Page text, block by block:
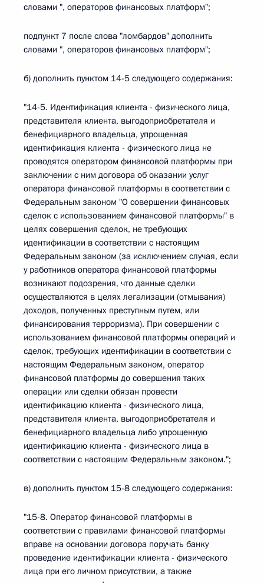
словами ", операторов финансовых платформ";
подпункт 7 после слова "ломбардов" дополнить
словами ", операторов финансовых платформ";
б) дополнить пунктом 14-5 следующего содержания:
"14-5. Идентификация клиента - физического лица,
представителя клиента, выгодоприобретателя и
бенефициарного владельца, упрощенная
идентификация клиента - физического лица не
проводятся оператором финансовой платформы при
заключении с ним договора об оказании услуг
оператора финансовой платформы в соответствии с
Федеральным законом "О совершении финансовых
сделок с использованием финансовой платформы" в
целях совершения сделок, не требующих
идентификации в соответствии с настоящим
Федеральным законом (за исключением случая, если
у работников оператора финансовой платформы
возникают подозрения, что данные сделки
осуществляются в целях легализации (отмывания)
доходов, полученных преступным путем, или
финансирования терроризма). При совершении с
использованием финансовой платформы операций и
сделок, требующих идентификации в соответствии с
настоящим Федеральным законом, оператор
финансовой платформы до совершения таких
операции или сделки обязан провести
идентификацию клиента - физического лица,
представителя клиента, выгодоприобретателя и
бенефициарного владельца либо упрощенную
идентификацию клиента - физического лица в
соответствии с настоящим Федеральным законом.";
в) дополнить пунктом 15-8 следующего содержания:
"15-8. Оператор финансовой платформы в
соответствии с правилами финансовой платформы
вправе на основании договора поручать банку
проведение идентификации клиента - физического
лица при его личном присутствии, а также